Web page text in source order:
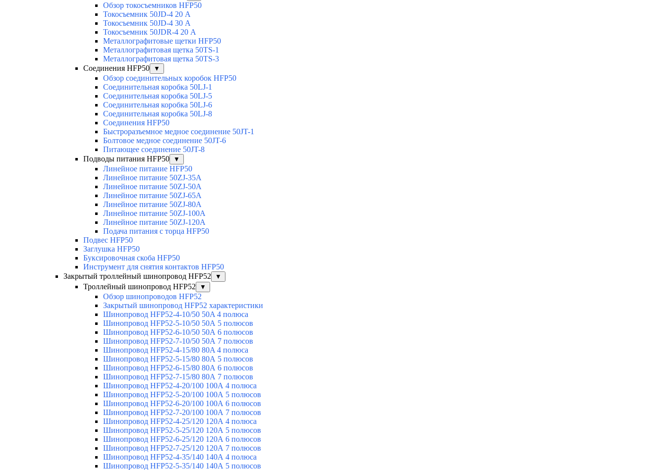
Обзор токосъемников HFP50
Токосъемник 50JD-4 20 А
Токосъемник 50JD-4 30 А
Токосъемник 50JDR-4 20 А
Металлографитовые щетки HFP50
Металлографитовая щетка 50TS-1
Металлографитовая щетка 50TS-3
Соединения HFP50
▼
Обзор соединительных коробок HFP50
Соединительная коробка 50LJ-1
Соединительная коробка 50LJ-5
Соединительная коробка 50LJ-6
Соединительная коробка 50LJ-8
Соединения HFP50
Быстроразъемное медное соединение 50JT-1
Болтовое медное соединение 50JT-6
Питающее соединение 50JT-8
Подводы питания HFP50
▼
Линейное питание HFP50
Линейное питание 50ZJ-35A
Линейное питание 50ZJ-50A
Линейное питание 50ZJ-65A
Линейное питание 50ZJ-80A
Линейное питание 50ZJ-100A
Линейное питание 50ZJ-120A
Подача питания с торца HFP50
Подвес HFP50
Заглушка HFP50
Буксировочная скоба HFP50
Инструмент для снятия контактов HFP50
Закрытый троллейный шинопровод HFP52
▼
Троллейный шинопровод HFP52 ▼
Обзор шинопроводов HFP52
Закрытый шинопровод HFP52 характеристики
Шинопровод HFP52-4-10/50 50A 4 полюса
Шинопровод HFP52-5-10/50 50А 5 полюсов
Шинопровод HFP52-6-10/50 50А 6 полюсов
Шинопровод HFP52-7-10/50 50А 7 полюсов
Шинопровод HFP52-4-15/80 80A 4 полюса
Шинопровод HFP52-5-15/80 80А 5 полюсов
Шинопровод HFP52-6-15/80 80А 6 полюсов
Шинопровод HFP52-7-15/80 80А 7 полюсов
Шинопровод HFP52-4-20/100 100А 4 полюса
Шинопровод HFP52-5-20/100 100А 5 полюсов
Шинопровод HFP52-6-20/100 100А 6 полюсов
Шинопровод HFP52-7-20/100 100А 7 полюсов
Шинопровод HFP52-4-25/120 120А 4 полюса
Шинопровод HFP52-5-25/120 120А 5 полюсов
Шинопровод HFP52-6-25/120 120А 6 полюсов
Шинопровод HFP52-7-25/120 120А 7 полюсов
Шинопровод HFP52-4-35/140 140А 4 полюса
Шинопровод HFP52-5-35/140 140А 5 полюсов